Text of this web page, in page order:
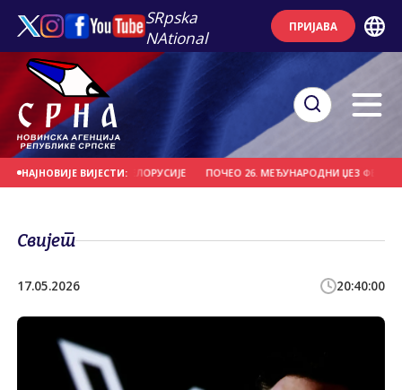
SRpska
NAtional
ПРИЈАВА
НАЈНОВИЈЕ ВИЈЕСТИ:
"ВИТЕБСК" ИЗ БЈЕЛОРУСИЈЕ ПОЧЕО 26. МЕЂУНАРОДНИ ЏЕЗ ФЕСТИВАЛ
Свијет
17.05.2026 20:40:00